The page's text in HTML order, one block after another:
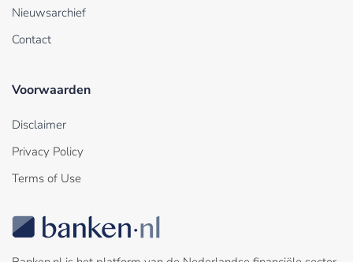
Nieuwsarchief
Contact
Voorwaarden
Disclaimer
Privacy Policy
Terms of Use